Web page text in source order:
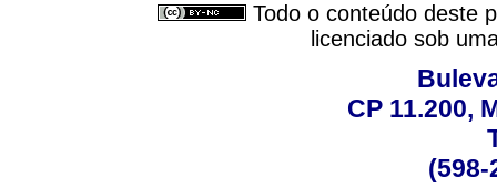
Todo o conteúdo deste
licenciado sob
CP 11.200,
(598-